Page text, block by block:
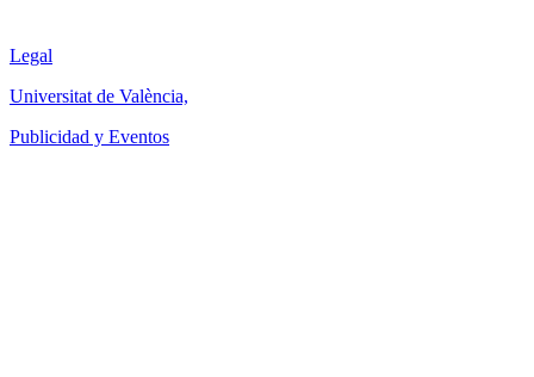
Legal
Universitat de València,
Publicidad y Eventos